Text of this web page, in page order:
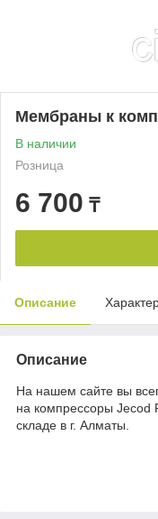
Мембраны к
В наличии
Розница
6 700 ₸
Описание
Описание
На нашем сайте вы
на компрессоры Jecod
складе в г. Алматы.